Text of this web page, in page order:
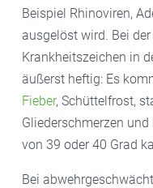
Beispiel Rhinoviren,
ausgelöst wird. Bei
Krankheitszeichen in
äußerst heftig: Es
Fieber, Schüttelfrost,
Gliederschmerzen
von 39 oder 40 Grad
Bei